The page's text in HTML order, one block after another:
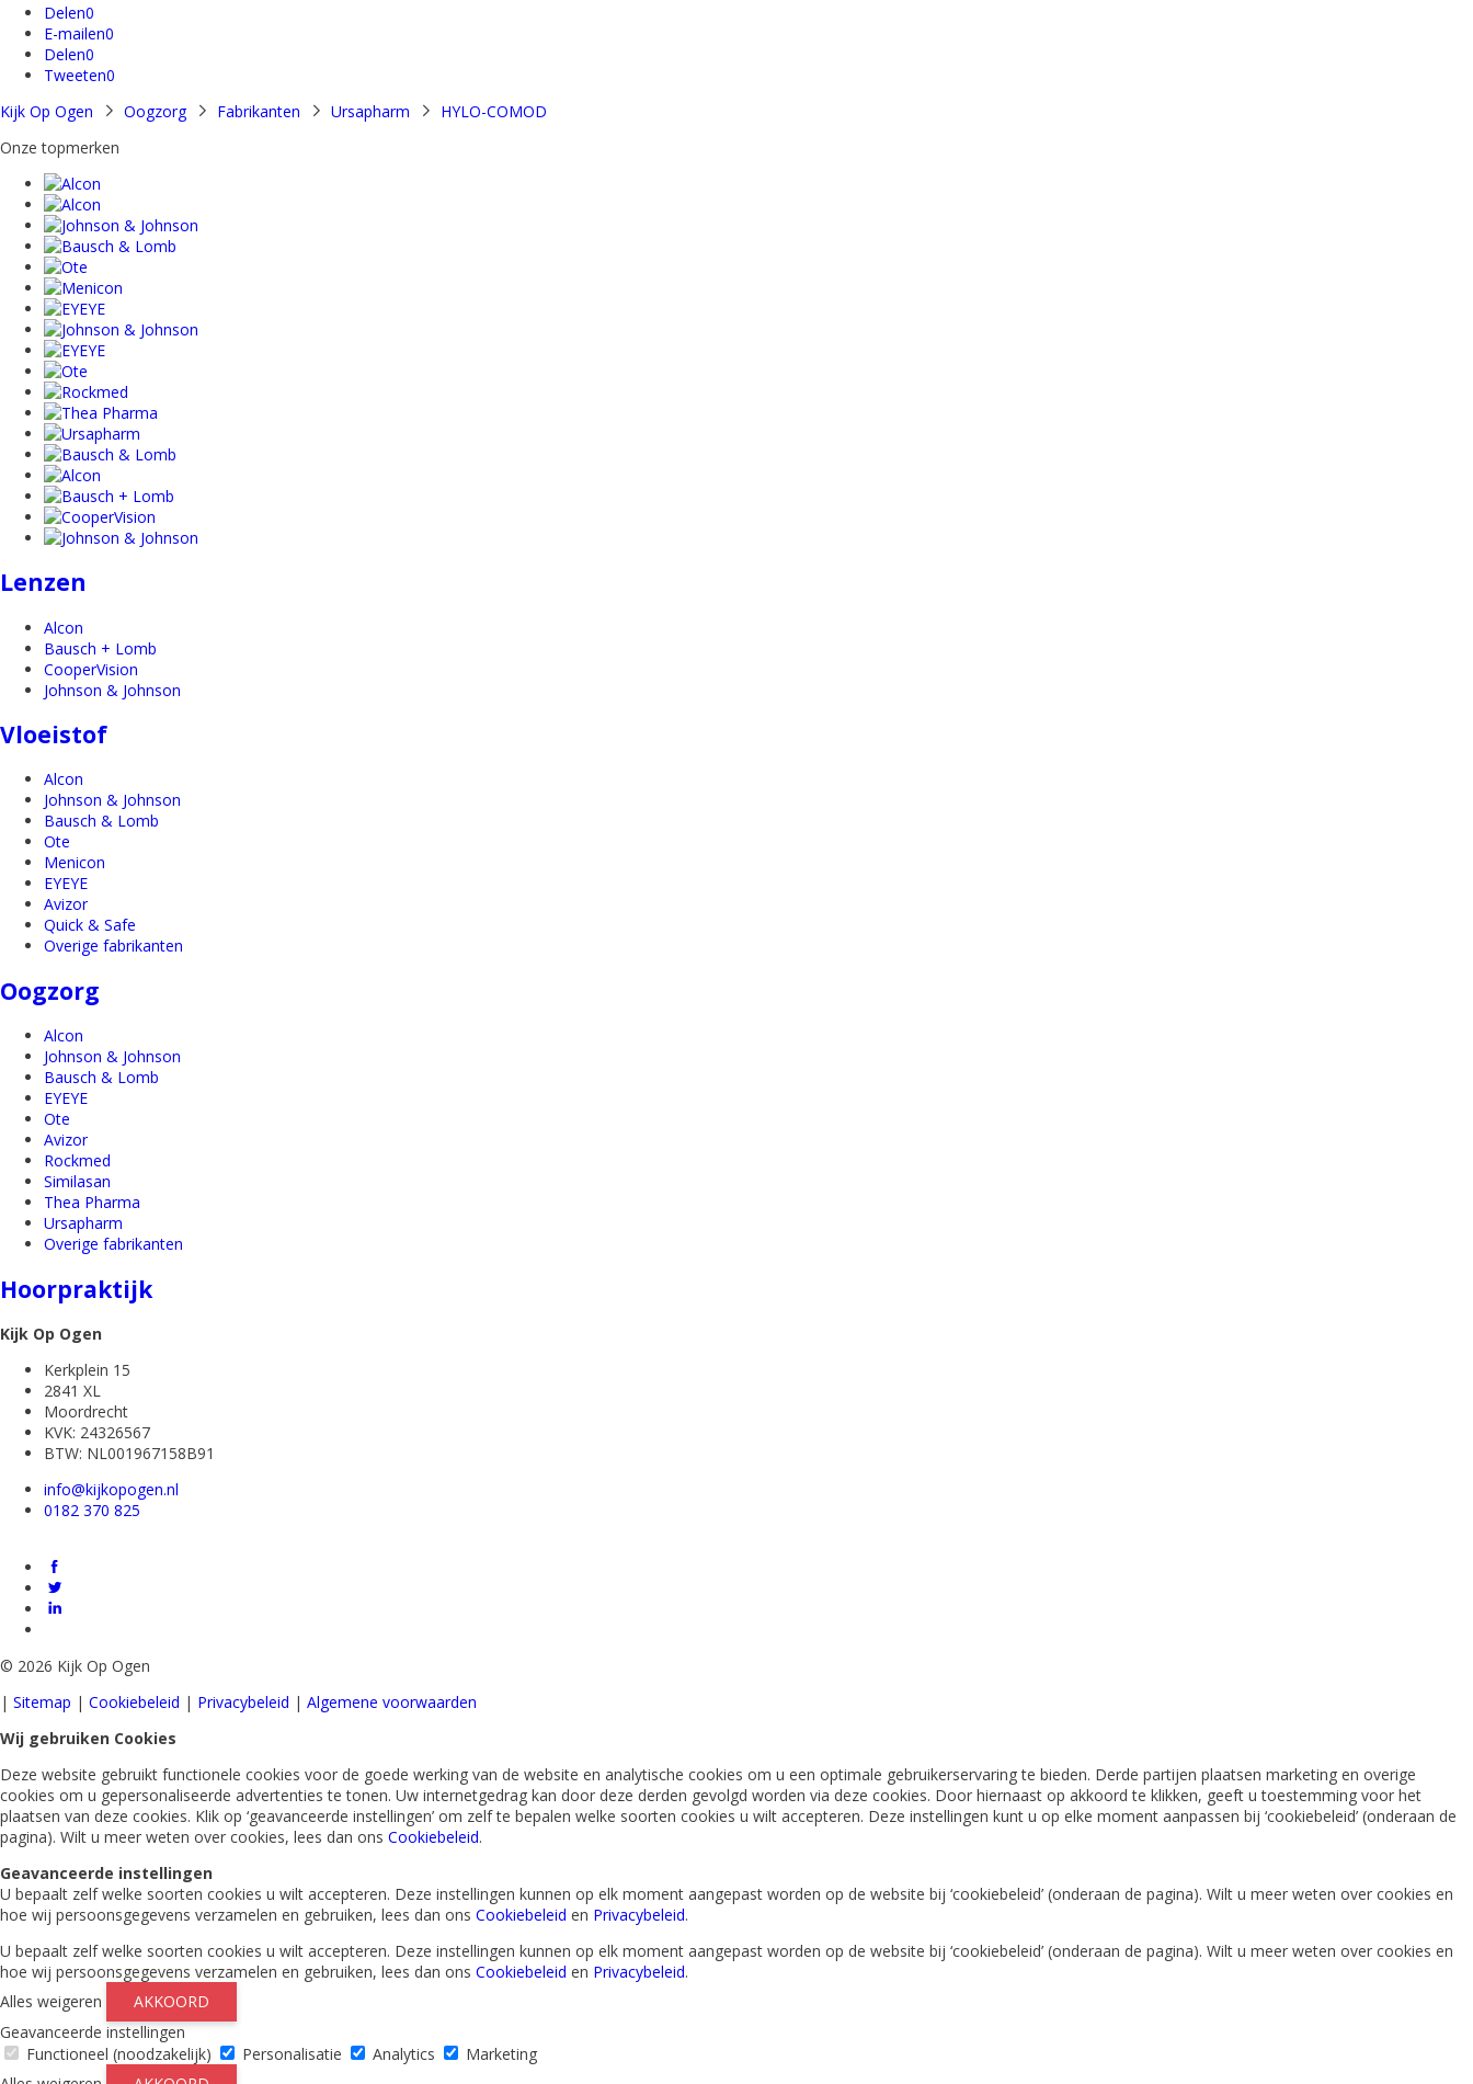
Delen0
E-mailen0
Delen0
Tweeten0
Kijk Op Ogen
Oogzorg Fabrikanten Ursapharm
HYLO-COMOD
Onze topmerken
Lenzen
Alcon
Bausch + Lomb
CooperVision
Johnson & Johnson
Vloeistof
Alcon
Johnson & Johnson
Bausch & Lomb
Ote
Menicon
EYEYE
Avizor
Quick & Safe
Overige fabrikanten
Oogzorg
Alcon
Johnson & Johnson
Bausch & Lomb
EYEYE
Ote
Avizor
Rockmed
Similasan
Thea Pharma
Ursapharm
Overige fabrikanten
Hoorpraktijk
Kijk Op Ogen
Kerkplein 15
2841 XL
Moordrecht
KVK: 24326567
BTW: NL001967158B91
info@kijkopogen.nl
0182 370 825
© 2026 Kijk Op Ogen
| Sitemap | Cookiebeleid | Privacybeleid | Algemene voorwaarden
Wij gebruiken Cookies
Deze website gebruikt functionele cookies voor de goede werking van de website en analytische cookies om u een optimale gebruikerservaring te bieden. Derde partijen plaatsen marketing en overige
cookies om u gepersonaliseerde advertenties te tonen. Uw internetgedrag kan door deze derden gevolgd worden via deze cookies. Door hiernaast op akkoord te klikken, geeft u toestemming voor het
plaatsen van deze cookies. Klik op ‘geavanceerde instellingen’ om zelf te bepalen welke soorten cookies u wilt accepteren. Deze instellingen kunt u op elke moment aanpassen bij ‘cookiebeleid’ (onderaan de
pagina). Wilt u meer weten over cookies, lees dan ons Cookiebeleid.
Geavanceerde instellingen
U bepaalt zelf welke soorten cookies u wilt accepteren. Deze instellingen kunnen op elk moment aangepast worden op de website bij ‘cookiebeleid’ (onderaan de pagina). Wilt u meer weten over cookies en
hoe wij persoonsgegevens verzamelen en gebruiken, lees dan ons Cookiebeleid en Privacybeleid.
U bepaalt zelf welke soorten cookies u wilt accepteren. Deze instellingen kunnen op elk moment aangepast worden op de website bij ‘cookiebeleid’ (onderaan de pagina). Wilt u meer weten over cookies en
hoe wij persoonsgegevens verzamelen en gebruiken, lees dan ons Cookiebeleid en Privacybeleid.
Alles weigeren
AKKOORD
Geavanceerde instellingen
Functioneel (noodzakelijk)
Personalisatie Analytics
Marketing